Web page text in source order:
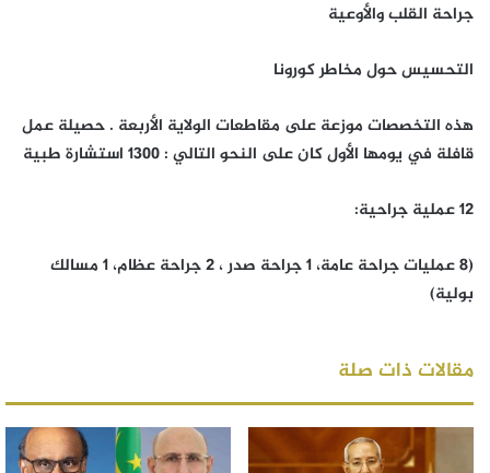
جراحة القلب والأوعية
التحسيس حول مخاطر كورونا
هذه التخصصات موزعة على مقاطعات الولاية الأربعة . حصيلة عمل
قافلة في يومها الأول كان على النحو التالي : 1300 استشارة طبية
12 عملية جراحية:
(8 عمليات جراحة عامة، 1 جراحة صدر ، 2 جراحة عظام، 1 مسالك
بولية)
مقالات ذات صلة